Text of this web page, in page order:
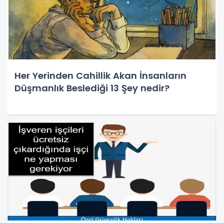
Her Yerinden Cahillik Akan İnsanların
Düşmanlık Beslediği 13 Şey nedir?